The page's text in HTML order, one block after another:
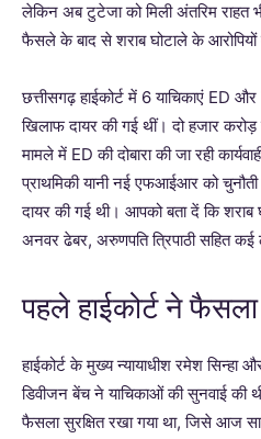
लेकिन अब टुटेजा को मिली अंतरिम राहत
फैसले के बाद से शराब घोटाले के आरोपियों
छत्तीसगढ़ हाईकोर्ट में 6 याचिकाएं ED
खिलाफ दायर की गई थीं। दो हजार
मामले में ED की दोबारा की जा रही
प्राथमिकी यानी नई एफआईआर को
दायर की गई थी। आपको बता दें कि
अनवर ढेबर, अरुणपति त्रिपाठी सहित
पहले हाईकोर्ट ने फैसला
हाईकोर्ट के मुख्य न्यायाधीश रमेश सिन्हा
डिवीजन बेंच ने याचिकाओं की सुनवाई की
फैसला सुरक्षित रखा गया था, जिसे आज